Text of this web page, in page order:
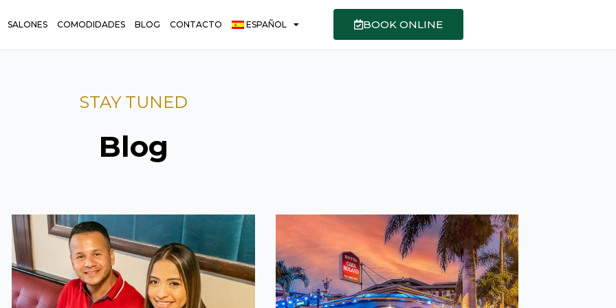
SALONES COMODIDADES BLOG CONTACTO ESPAÑOL BOOK ONLINE
STAY TUNED
Blog
PáginaPágina Página